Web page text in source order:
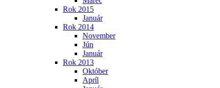
Rok 2015
Január
Rok 2014
November
Jún
Január
Rok 2013
Október
Apríl